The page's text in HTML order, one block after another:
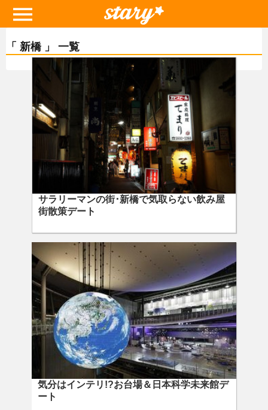
「 新橋 」 一覧
サラリーマンの街･新橋で気取らない飲み屋
街散策デート
気分はインテリ!?お台場＆日本科学未来館デ
ート